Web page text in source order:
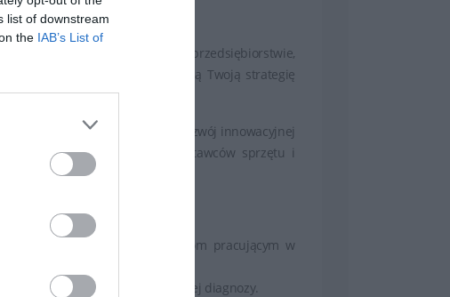
list of downstream
the IAB’s List of
pocztę e-mail lub czat z udziałem pracownika
wsparcia technicznego
też pracujesz w globalnym przedsiębiorstwie,
sprzętu. Użytkownicy realizują Twoją strategię
sprostać wymaganiom.
IT i firma Dell mogą ułatwić rozwój innowacyjnej
uczestnictwo wszystkich dostawców sprzętu i
fachowej pomocy informatykom pracującym w
po przeprowadzeniu zdalnej diagnozy.